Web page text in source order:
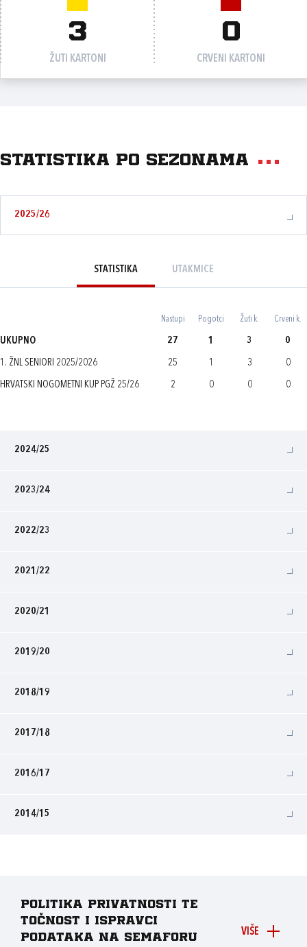
3
ŽUTI KARTONI
0
CRVENI KARTONI
Statistika po sezonama
2025/26
STATISTIKA UTAKMICE
Nastupi Pogotci Žuti k. Crveni k.
UKUPNO 27 1 3 0
1. ŽNL SENIORI 2025/2026 25 1 3 0
HRVATSKI NOGOMETNI KUP PGŽ 25/26 2 0 0 0
2024/25
2023/24
2022/23
2021/22
2020/21
2019/20
2018/19
2017/18
2016/17
2014/15
VIŠE
Politika privatnosti te
točnost i ispravci
podataka na Semaforu